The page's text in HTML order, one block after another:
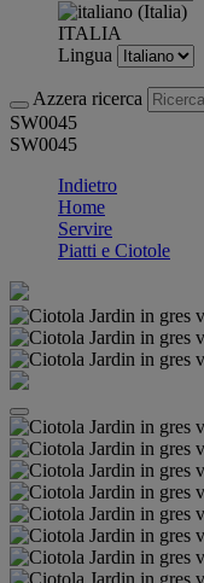
ITALIA
Lingua
Azzera ricerca
SW0045
SW0045
Indietro
Home
Servire
Piatti e Ciotole